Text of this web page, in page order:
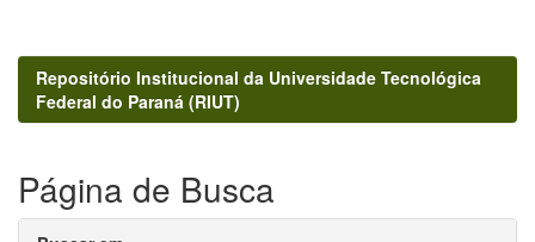
Repositório Institucional da Universidade Tecnológica
Federal do Paraná (RIUT)
Página de Busca